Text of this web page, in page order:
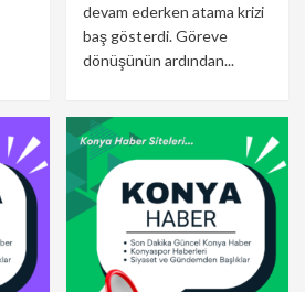
devam ederken atama krizi
baş gösterdi. Göreve
dönüşünün ardından...